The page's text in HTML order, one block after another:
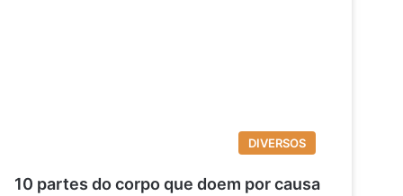
DIVERSOS
10 partes do corpo que doem por causa